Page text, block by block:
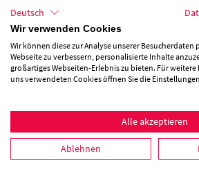
Privacy
Disclaimer
Deutsch
Wir verwenden Cookies
Wir können diese zur Analyse unserer Besucherdaten
Webseite zu verbessern, personalisierte Inhalte
großartiges Webseiten-Erlebnis zu bieten. Für
uns verwendeten Cookies öffnen Sie die
Alle akzeptieren
Ablehnen